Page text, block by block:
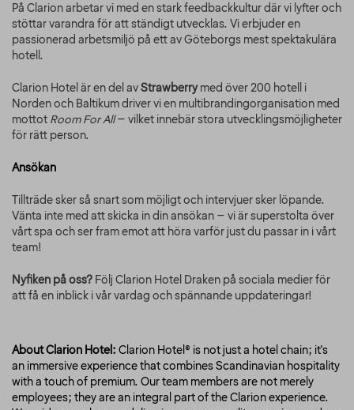
På Clarion arbetar vi med en stark feedbackkultur där vi lyfter och
stöttar varandra för att ständigt utvecklas. Vi erbjuder en
passionerad arbetsmiljö på ett av Göteborgs mest spektakulära
hotell.
Clarion Hotel är en del avStrawberrymed över 200 hotell i
Norden och Baltikum driver vi en multibrandingorganisation med
mottot Room For All– vilket innebär stora utvecklingsmöjligheter
för rätt person.
Ansökan
Tillträde sker så snart som möjligt och intervjuer sker löpande.
Vänta inte med att skicka in din ansökan – vi är superstolta över
vårt spa och ser fram emot att höra varför just du passar in i vårt
team!
Nyfiken på oss? Följ Clarion Hotel Draken på sociala medier för
att få en inblick i vår vardag och spännande uppdateringar!
About Clarion Hotel: Clarion Hotel® is not just a hotel chain; it's
an immersive experience that combines Scandinavian hospitality
with a touch of premium. Our team members are not merely
employees; they are an integral part of the Clarion experience.